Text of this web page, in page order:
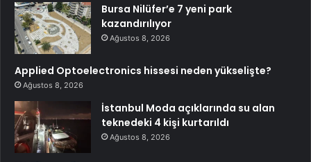
Bursa Nilüfer’e 7 yeni park
kazandırılıyor
Ağustos 8, 2026
Applied Optoelectronics hissesi neden yükselişte?
Ağustos 8, 2026
İstanbul Moda açıklarında su alan
teknedeki 4 kişi kurtarıldı
Ağustos 8, 2026